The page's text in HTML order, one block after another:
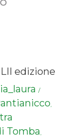
edizione
/
,
Tomba,